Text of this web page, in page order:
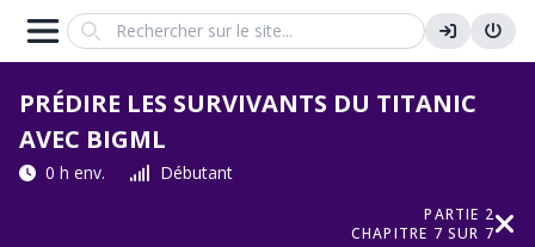
Search
PRÉDIRE LES SURVIVANTS DU TITANIC
AVEC BIGML
0 h env. Débutant
PARTIE 2
CHAPITRE 7 SUR 7